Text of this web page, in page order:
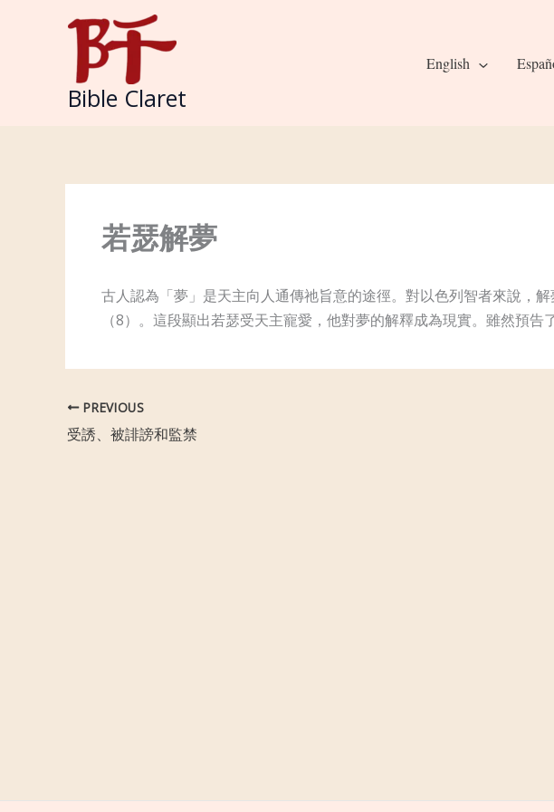
Bible Claret
English
若瑟解夢
古人認為「夢」是天主向人通傳祂旨意的途徑。對以色列智者來說，
（8）。這段顯出若瑟受天主寵愛，他對夢的解釋成為現實。雖然預
PREVIOUS
受誘、被誹謗和監禁